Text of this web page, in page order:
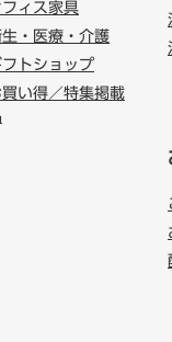
フィス家具
・医療・介護
フトショップ
買い得／特集掲載